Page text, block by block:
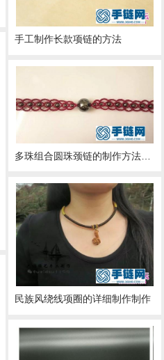
手工制作长款项链的方法
多珠组合圆珠颈链的制作方法图片
民族风绕线项圈的详细制作制作